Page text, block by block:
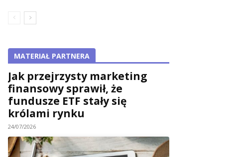
MATERIAŁ PARTNERA
Jak przejrzysty marketing
finansowy sprawił, że
fundusze ETF stały się
królami rynku
24/07/2026